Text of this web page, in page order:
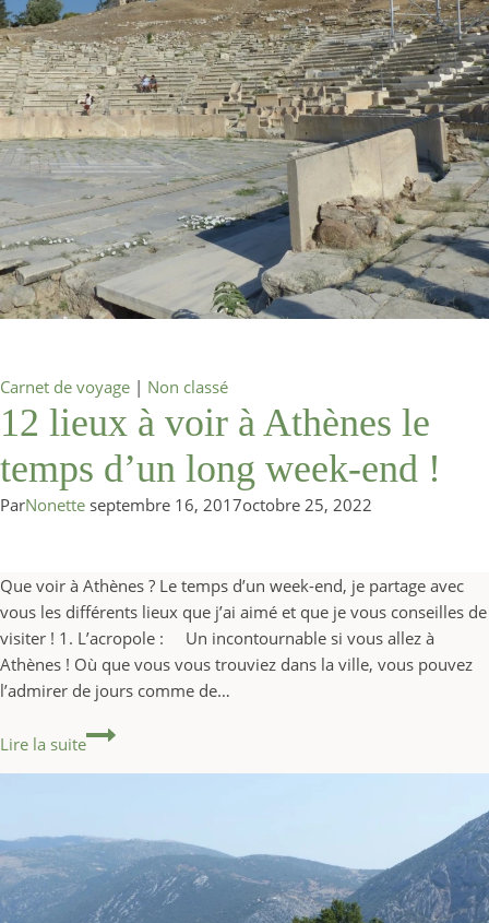
Carnet de voyage | Non classé
12 lieux à voir à Athènes le
temps d’un long week-end !
ParNonette septembre 16, 2017octobre 25, 2022
Que voir à Athènes ? Le temps d’un week-end, je partage avec
vous les différents lieux que j’ai aimé et que je vous conseilles de
visiter ! 1. L’acropole : Un incontournable si vous allez à
Athènes ! Où que vous vous trouviez dans la ville, vous pouvez
l’admirer de jours comme de…
Lire la suite
12 lieux à voir à Athènes le temps d’un long week-